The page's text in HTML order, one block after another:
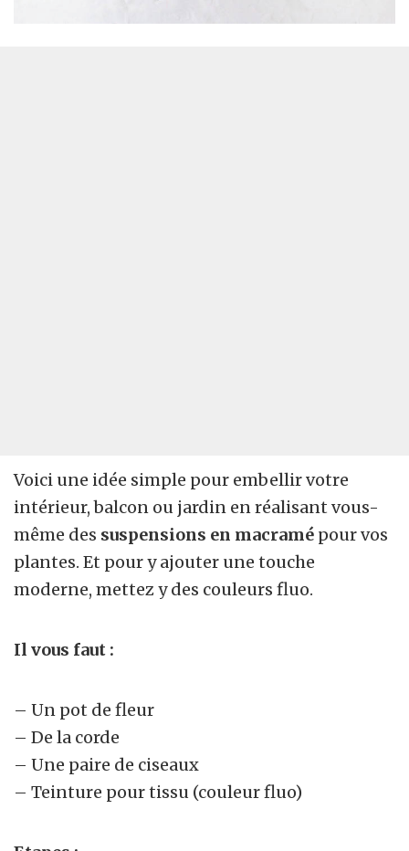
Voici une idée simple pour embellir votre
intérieur, balcon ou jardin en réalisant vous-
même des suspensions en macramé pour vos
plantes. Et pour y ajouter une touche
moderne, mettez y des couleurs fluo.
Il vous faut :
– Un pot de fleur
– De la corde
– Une paire de ciseaux
– Teinture pour tissu (couleur fluo)